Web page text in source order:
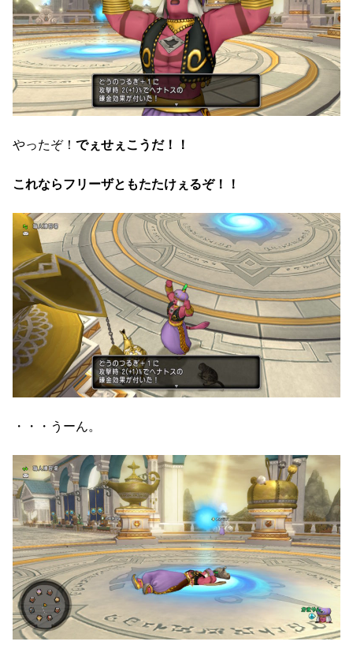
やったぞ！ でぇせぇこうだ！！
これならフリーザともたたけぇるぞ！！
・・・うーん。